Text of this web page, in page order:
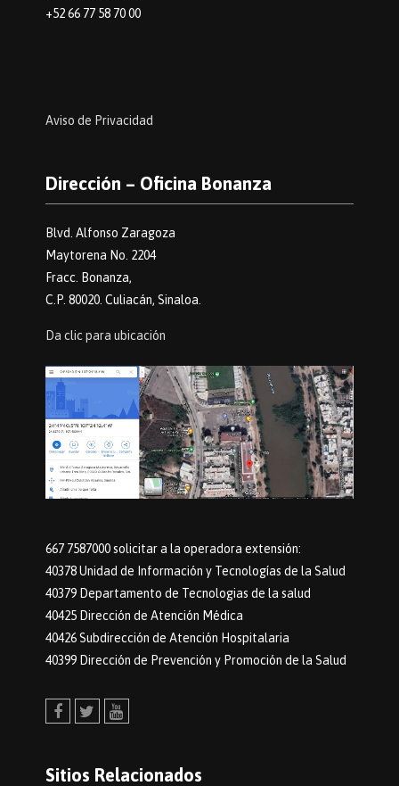
+52 66 77 58 70 00
Aviso de Privacidad
Dirección – Oficina Bonanza
Blvd. Alfonso Zaragoza
Maytorena No. 2204
Fracc. Bonanza,
C.P. 80020. Culiacán, Sinaloa.
Da clic para ubicación
667 7587000 solicitar a la operadora extensión:
40378 Unidad de Información y Tecnologías de la Salud
40379 Departamento de Tecnologias de la salud
40425 Dirección de Atención Médica
40426 Subdirección de Atención Hospitalaria
40399 Dirección de Prevención y Promoción de la Salud
Sitios Relacionados